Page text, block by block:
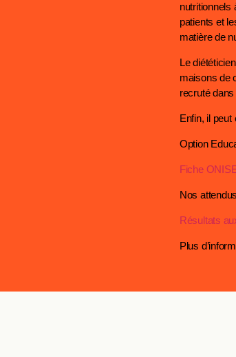
nutritionnels
patients et
matière de
Le
maisons de
recruté
Enfin, il
Option
Fiche
Nos
Résultats
Plus